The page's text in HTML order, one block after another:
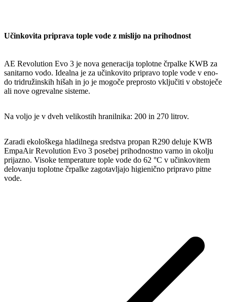
Učinkovita priprava tople vode z mislijo na prihodnost
AE Revolution Evo 3 je nova generacija toplotne črpalke KWB za
sanitarno vodo. Idealna je za učinkovito pripravo tople vode v eno-
do tridružinskih hišah in jo je mogoče preprosto vključiti v obstoječe
ali nove ogrevalne sisteme.
Na voljo je v dveh velikostih hranilnika: 200 in 270 litrov.
Zaradi ekološkega hladilnega sredstva propan R290 deluje KWB
EmpaAir Revolution Evo 3 posebej prihodnostno varno in okolju
prijazno. Visoke temperature tople vode do 62 °C v učinkovitem
delovanju toplotne črpalke zagotavljajo higienično pripravo pitne
vode.